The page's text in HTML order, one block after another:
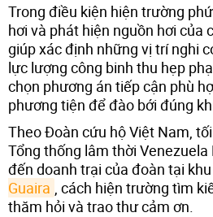
Trong điều kiện hiện trường
hơi và phát hiện nguồn hơi của
giúp xác định những vị trí nghi
lực lượng công binh thu hẹp
chọn phương án tiếp cận phù
phương tiện để đào bới đúng
Theo Đoàn cứu hộ Việt Nam,
Tổng thống lâm thời Venezuela
đến doanh trại của đoàn tại
Guaira , cách hiện trường tìm
thăm hỏi và trao thư cảm ơn.